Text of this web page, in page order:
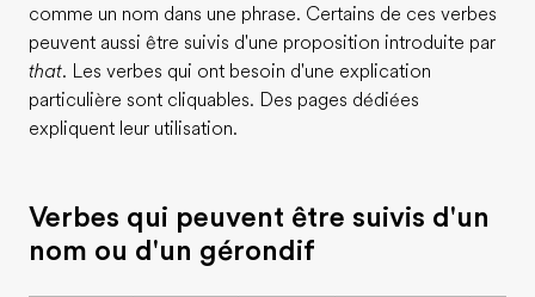
comme un nom dans une phrase. Certains de ces verbes
peuvent aussi être suivis d'une proposition introduite par
that. Les verbes qui ont besoin d'une explication
particulière sont cliquables. Des pages dédiées
expliquent leur utilisation.
Verbes qui peuvent être suivis d'un
nom ou d'un gérondif